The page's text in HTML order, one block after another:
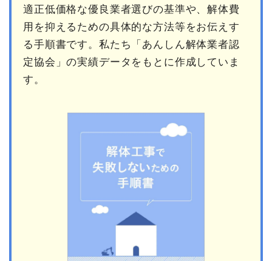
適正低価格な優良業者選びの基準や、解体費
用を抑えるための具体的な方法等をお伝えす
る手順書です。私たち「あんしん解体業者認
定協会」の実績データをもとに作成していま
す。